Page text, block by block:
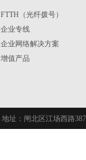
FTTH（光纤拨号）
企业专线
企业网络解决方案
增值产品
地址：闸北区江场西路